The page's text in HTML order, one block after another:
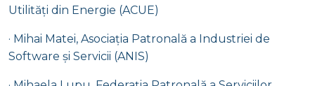
Utilități din Energie (ACUE)
· Mihai Matei, Asociația Patronală a Industriei de
Software și Servicii (ANIS)